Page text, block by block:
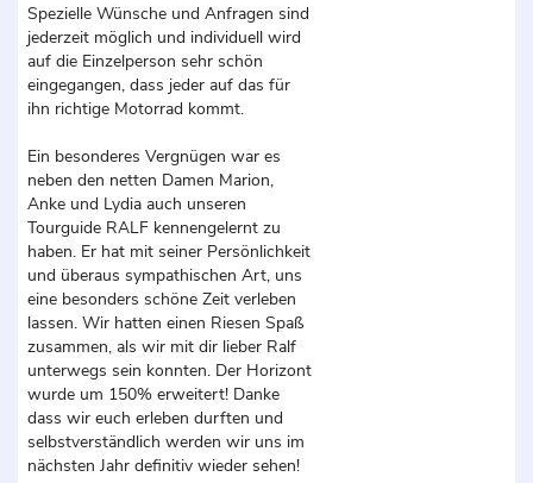
Spezielle Wünsche und Anfragen sind
jederzeit möglich und individuell wird
auf die Einzelperson sehr schön
eingegangen, dass jeder auf das für
ihn richtige Motorrad kommt.
Ein besonderes Vergnügen war es
neben den netten Damen Marion,
Anke und Lydia auch unseren
Tourguide RALF kennengelernt zu
haben. Er hat mit seiner Persönlichkeit
und überaus sympathischen Art, uns
eine besonders schöne Zeit verleben
lassen. Wir hatten einen Riesen Spaß
zusammen, als wir mit dir lieber Ralf
unterwegs sein konnten. Der Horizont
wurde um 150% erweitert! Danke
dass wir euch erleben durften und
selbstverständlich werden wir uns im
nächsten Jahr definitiv wieder sehen!